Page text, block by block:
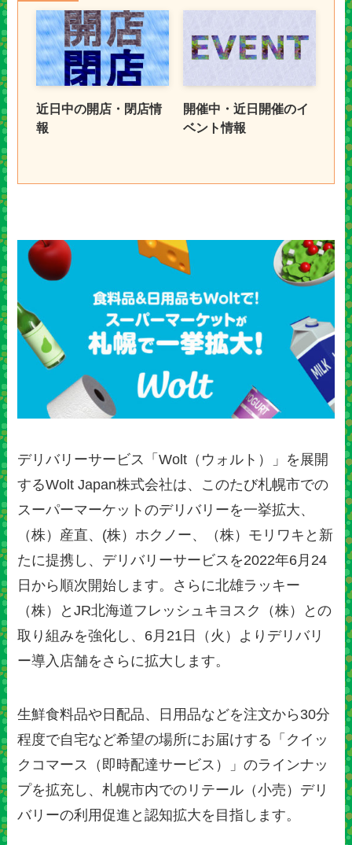
近日中の開店・閉店情
報
開催中・近日開催のイ
ベント情報
デリバリーサービス「Wolt（ウォルト）」を展開
するWolt Japan株式会社は、このたび札幌市での
スーパーマーケットのデリバリーを一挙拡大、
（株）産直、(株）ホクノー、（株）モリワキと新
たに提携し、デリバリーサービスを2022年6月24
日から順次開始します。さらに北雄ラッキー
（株）とJR北海道フレッシュキヨスク（株）との
取り組みを強化し、6月21日（火）よりデリバリ
ー導入店舗をさらに拡大します。
生鮮食料品や日配品、日用品などを注文から30分
程度で自宅など希望の場所にお届けする「クイッ
クコマース（即時配達サービス）」のラインナッ
プを拡充し、札幌市内でのリテール（小売）デリ
バリーの利用促進と認知拡大を目指します。